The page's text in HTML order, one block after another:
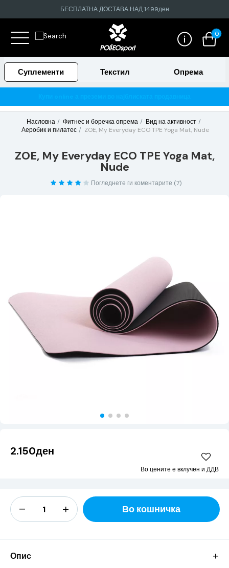
БЕСПЛАТНА ДОСТАВА НАД 1499ден
0
Суплементи Текстил Опрема
Насловна Фитнес и боречка опрема
Вид на активност
Аеробик и пилатес
ZOE, My Everyday ECO TPE Yoga Mat, Nude
ZOE, My Everyday ECO TPE Yoga Mat,
Nude
Погледнете ги коментарите (7)
2.150ден
Во цените е вклучен и ДДВ
Во кошничка
Опис +